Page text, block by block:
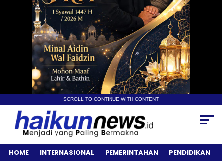
SCROLL TO CONTINUE WITH CONTENT
HOME INTERNASIONAL PEMERINTAHAN PENDIDIKAN